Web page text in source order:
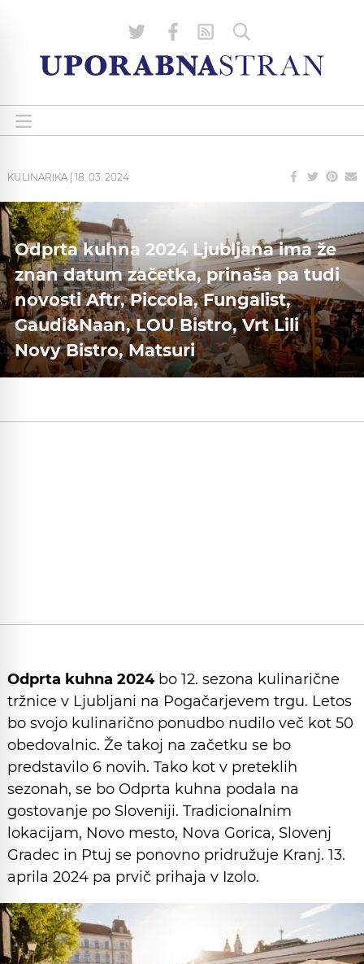
KULINARIKA 18. 03. 2024
Odprta kuhna 2024 Ljubljana ima že
znan datum začetka, prinaša pa tudi
novosti Aftr, Piccola, Fungalist,
Gaudi&Naan, LOU Bistro, Vrt Lili
Novy Bistro, Matsuri
Odprta kuhna 2024bo 12. sezona kulinarične
tržnice v Ljubljani na Pogačarjevem trgu. Letos
bo svojo kulinarično ponudbo nudilo več kot 50
obedovalnic. Že takoj na začetku se bo
predstavilo 6 novih. Tako kot v preteklih
sezonah, se bo Odprta kuhna podala na
gostovanje po Sloveniji. Tradicionalnim
lokacijam, Novo mesto, Nova Gorica, Slovenj
Gradec in Ptuj se ponovno pridružuje Kranj. 13.
aprila 2024 pa prvič prihaja v Izolo.